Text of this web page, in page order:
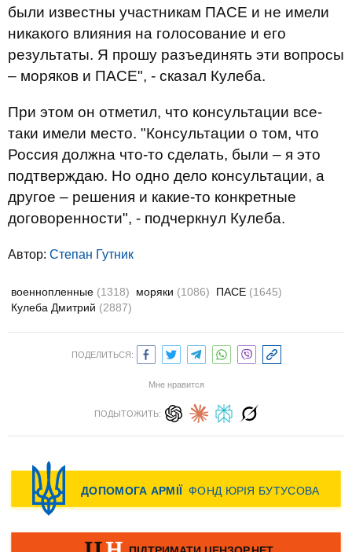
были известны участникам ПАСЕ и не имели
никакого влияния на голосование и его
результаты. Я прошу разъединять эти вопросы
– моряков и ПАСЕ", - сказал Кулеба.
При этом он отметил, что консультации все-
таки имели место. "Консультации о том, что
Россия должна что-то сделать, были – я это
подтверждаю. Но одно дело консультации, а
другое – решения и какие-то конкретные
договоренности", - подчеркнул Кулеба.
Автор: Степан Гутник
военнопленные (1318) моряки (1086) ПАСЕ (1645)
Кулеба Дмитрий (2887)
ПОДЕЛИТЬСЯ:
Мне нравится
ПОДЫТОЖИТЬ: